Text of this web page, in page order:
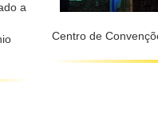
a
Centro de